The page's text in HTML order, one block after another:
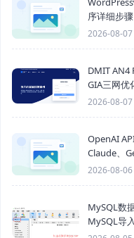
序详细步骤
2026-08-07
DMIT AN4
GIA三网优
2026-08-07
OpenAI
Claude、
2026-08-06
MySQL数
MySQL导